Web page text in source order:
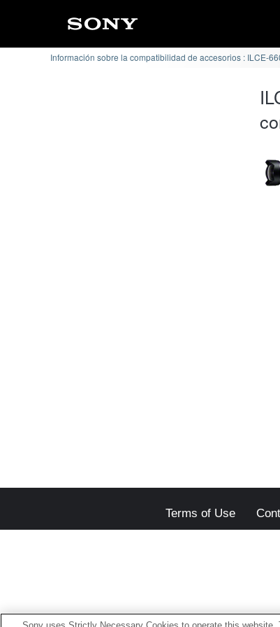
Información sobre la compatibilidad de accesorios : ILCE-
Terms of Use